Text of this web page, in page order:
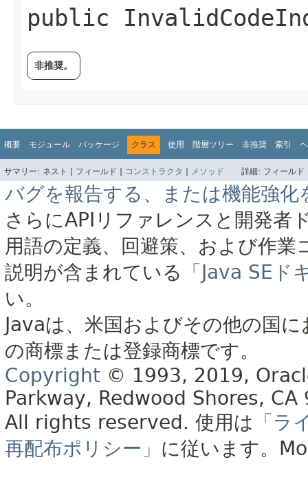
public
非推奨。
概要 モジュール パッケージ クラス 使用 階層ツリー 非推奨 索引
サマリー: ネスト | フィールド | コンストラクタ | メソッド 詳細: フィール
バグを報告する、または機能強化
さらにAPIリファレンスと開発者
用語の定義、回避策、および作
説明が含まれている
「Java SE
い。
Javaは、米国およびその他の国
の商標または登録商標です。
Copyright © 1993, 2019,
Parkway, Redwood Shores, CA
All rights reserved. 使用は 「ラ
再配布ポリシー」 に従います。